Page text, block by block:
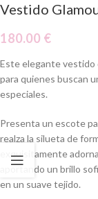
Vestido
180.00 €
Este elegante vestido
para quienes buscan
especiales.
Presenta un escote
realza la silueta de
exquisitamente
aportando un brillo
en un suave tejido.